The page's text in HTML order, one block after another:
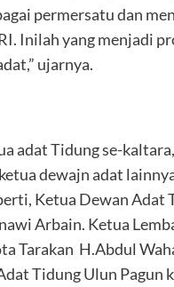
permersatu dan
Inilah yang menjadi
ujarnya.
adat Tidung se-
dewajn adat
Ketua Dewan Adat
Arbain. Ketua
Tarakan H.Abdul
Tidung Ulun Pagun